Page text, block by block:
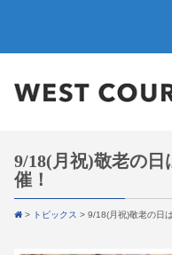
9/18(月祝)敬老の日
催！
> トピックス > 9/18(月祝)敬老の日